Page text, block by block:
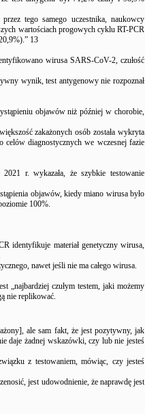
tego samego uczestnika, naukowcy
wartościach progowych cyklu RT-PCR
13
wirusa SARS-CoV-2, czułość
wynik, test antygenowy nie rozpoznał
objawów niż później w chorobie,
zakażonych osób została wykryta
celów diagnostycznych we wczesnej fazie
r. wykazała, że ​​szybkie testowanie
objawów, kiedy miano wirusa było
100%.
identyfikuje materiał genetyczny wirusa,
nawet jeśli nie ma całego wirusa.
„najbardziej czułym testem, jaki możemy
nie replikować.
ale sam fakt, że jest pozytywny, jak
daje żadnej wskazówki, czy lub nie jesteś
z testowaniem, mówiąc, czy jesteś
jest udowodnienie, że naprawdę jest